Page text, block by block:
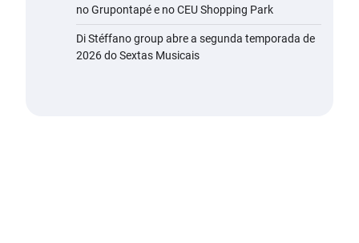
no Grupontapé e no CEU Shopping Park
Di Stéffano group abre a segunda temporada de
2026 do Sextas Musicais